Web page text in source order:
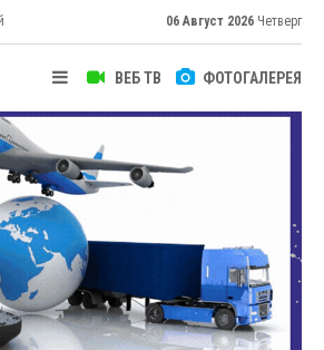
06 Август 2026 Четверг
ВЕБ ТВ ФОТОГАЛЕРЕЯ